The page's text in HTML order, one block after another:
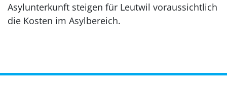
Asylunterkunft steigen für Leutwil voraussichtlich
die Kosten im Asylbereich.